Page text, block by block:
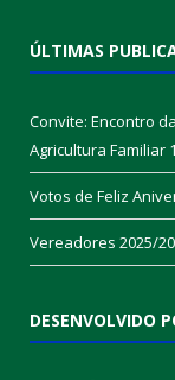
ÚLTIMAS
Convite: Encontro
Agricultura Familiar
Votos de Feliz
Vereadores 2025/
DESENVOLVIDO